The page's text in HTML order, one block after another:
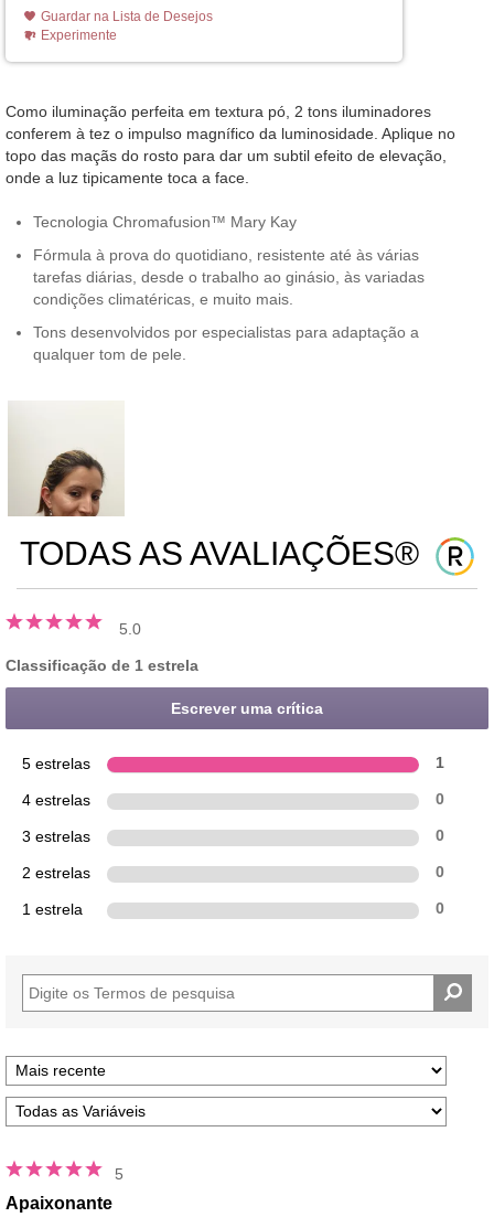
Guardar na Lista de Desejos
Experimente
Como iluminação perfeita em textura pó, 2 tons iluminadores
conferem à tez o impulso magnífico da luminosidade. Aplique no
topo das maçãs do rosto para dar um subtil efeito de elevação,
onde a luz tipicamente toca a face.
Tecnologia Chromafusion™ Mary Kay
Fórmula à prova do quotidiano, resistente até às várias
tarefas diárias, desde o trabalho ao ginásio, às variadas
condições climatéricas, e muito mais.
Tons desenvolvidos por especialistas para adaptação a
qualquer tom de pele.
TODAS AS AVALIAÇÕES®
5.0
Classificação de 1 estrela
Escrever uma crítica
5 estrelas 1
4 estrelas 0
3 estrelas 0
2 estrelas 0
1 estrela 0
5
Apaixonante